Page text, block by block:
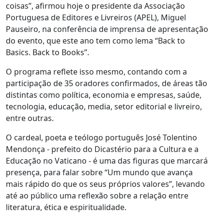
coisas”, afirmou hoje o presidente da Associação
Portuguesa de Editores e Livreiros (APEL), Miguel
Pauseiro, na conferência de imprensa de apresentação
do evento, que este ano tem como lema “Back to
Basics. Back to Books”.
O programa reflete isso mesmo, contando com a
participação de 35 oradores confirmados, de áreas tão
distintas como política, economia e empresas, saúde,
tecnologia, educação, media, setor editorial e livreiro,
entre outras.
O cardeal, poeta e teólogo português José Tolentino
Mendonça - prefeito do Dicastério para a Cultura e a
Educação no Vaticano - é uma das figuras que marcará
presença, para falar sobre “Um mundo que avança
mais rápido do que os seus próprios valores”, levando
até ao público uma reflexão sobre a relação entre
literatura, ética e espiritualidade.